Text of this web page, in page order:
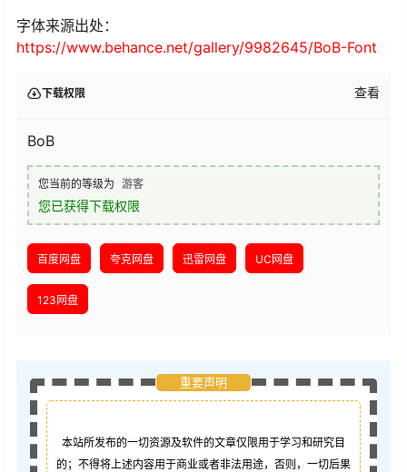
字体来源出处：
https://www.behance.net/gallery/9982645/BoB-Font
下载权限 查看
BoB
您当前的等级为 游客
您已获得下载权限
百度网盘 夸克网盘 迅雷网盘 UC网盘
123网盘
重要声明
本站所发布的一切资源及软件的文章仅限用于学习和研究目
的；不得将上述内容用于商业或者非法用途，否则，一切后果